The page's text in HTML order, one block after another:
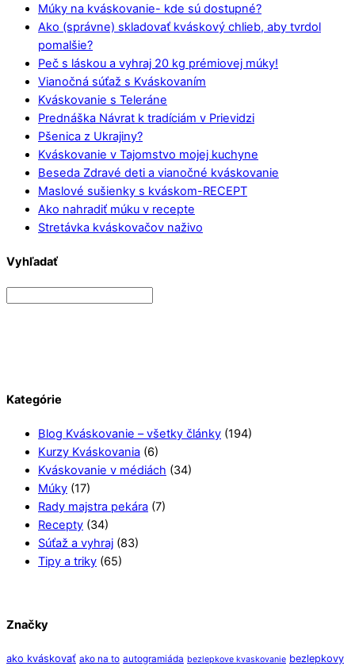
Múky na kváskovanie- kde sú dostupné?
Ako (správne) skladovať kváskový chlieb, aby tvrdol
pomalšie?
Peč s láskou a vyhraj 20 kg prémiovej múky!
Vianočná súťaž s Kváskovaním
Kváskovanie s Teleráne
Prednáška Návrat k tradíciám v Prievidzi
Pšenica z Ukrajiny?
Kváskovanie v Tajomstvo mojej kuchyne
Beseda Zdravé deti a vianočné kváskovanie
Maslové sušienky s kváskom-RECEPT
Ako nahradiť múku v recepte
Stretávka kváskovačov naživo
Vyhľadať
Kategórie
Blog Kváskovanie – všetky články (194)
Kurzy Kváskovania (6)
Kváskovanie v médiách (34)
Múky (17)
Rady majstra pekára (7)
Recepty (34)
Súťaž a vyhraj (83)
Tipy a triky (65)
Značky
ako kváskovať ako na to autogramiáda bezlepkove kvaskovanie bezlepkovy